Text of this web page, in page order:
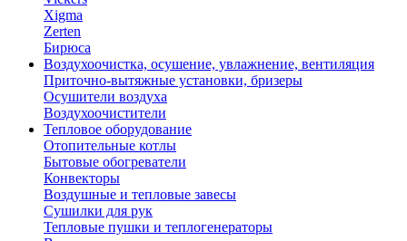
Xigma
Zerten
Бирюса
Воздухоочистка, осушение, увлажнение, вентиляция
Приточно-вытяжные установки, бризеры
Осушители воздуха
Воздухоочистители
Тепловое оборудование
Отопительные котлы
Бытовые обогреватели
Конвекторы
Воздушные и тепловые завесы
Сушилки для рук
Тепловые пушки и теплогенераторы